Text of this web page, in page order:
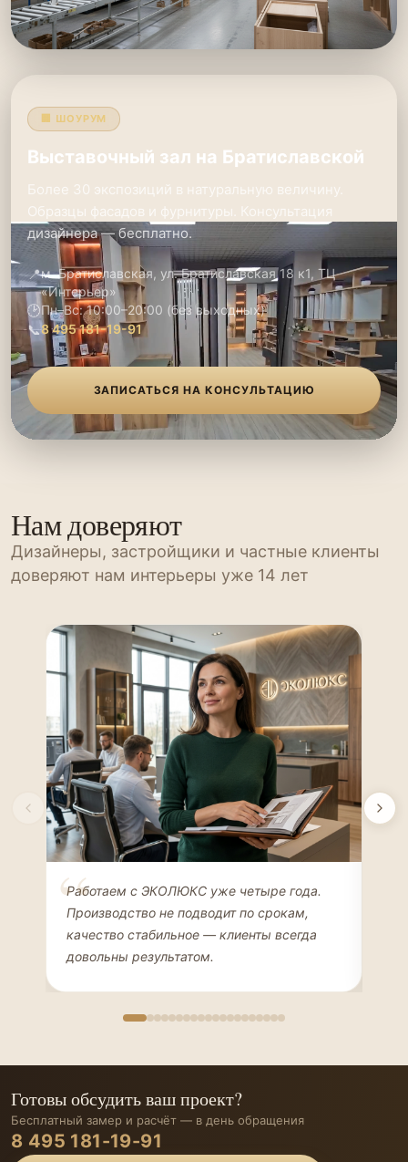
🏢 ШОУРУМ
Выставочный зал на Братиславской
Более 30 экспозиций в натуральную величину.
Образцы фасадов и фурнитуры. Консультация
дизайнера — бесплатно.
📍м. Братиславская, ул. Братиславская 18 к1, ТЦ
«Интерьер»
🕑Пн–Вс: 10:00–20:00 (без выходных)
📞8 495 181-19-91
ЗАПИСАТЬСЯ НА КОНСУЛЬТАЦИЮ
Нам доверяют
Дизайнеры, застройщики и частные клиенты
доверяют нам интерьеры уже 14 лет
Елена Соколова
ДИЗАЙНЕР ИНТЕРЬЕРОВ
Работаем с ЭКОЛЮКС уже четыре года.
Производство не подводит по срокам,
качество стабильное — клиенты всегда
довольны результатом.
Готовы обсудить ваш проект?
Бесплатный замер и расчёт — в день обращения
8 495 181-19-91